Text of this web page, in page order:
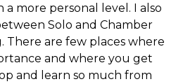
a more personal level. I also
Solo and Chamber
There are few places where
and where you get
and learn so much from